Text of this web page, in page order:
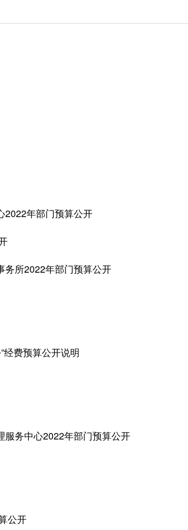
2022年部门预算公开
务所2022年部门预算公开
经费预算公开说明
服务中心2022年部门预算公开
公开